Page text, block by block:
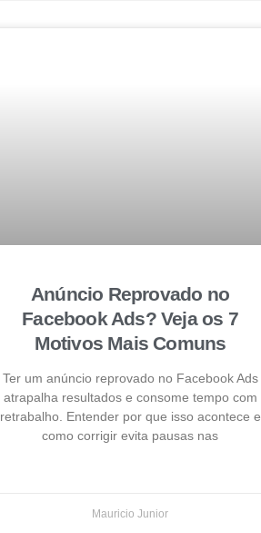
Anúncio Reprovado no
Facebook Ads? Veja os 7
Motivos Mais Comuns
Ter um anúncio reprovado no Facebook Ads
atrapalha resultados e consome tempo com
retrabalho. Entender por que isso acontece e
como corrigir evita pausas nas
Mauricio Junior